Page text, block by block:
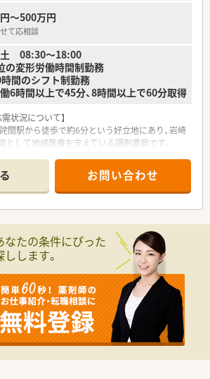
療に貢献するという理念を掲げ、各店舗へ健康機
ど未病に注力します。
60％を誇ります。
内容】
応した正確な調剤業務をはじめ、調剤された医薬
薬の適切な服用方法や注意事項を説明する、丁
担当します。
者様を対象とした在宅医療業務など、地域に根
にも携わります。
～500万円
て応相談
土 08:30～18:00
の変形労働時間制勤務
間のシフト制勤務
6時間以上で45分、8時間以上で60分取得
状況について】
間駅から徒歩で約6分という好立地にあり、岩崎
として地域医療を支えている調剤薬局です。
としての臨床経験を幅広く積むことが可能です。
方箋枚数は50枚から60枚程度で、常時2名から
により、相互に協力しながら業務を進めていま
正確な調剤や監査、患者様の不安を解消する服
継続的な健康管理をサポートするかかりつけ業務
訪問薬剤管理指導といった在宅業務にも積極
域包括ケアシステムの一翼を担う重要な役割を果
アとして、店舗運営を支える薬局長職や、複数
るエリアマネージャーへのステップアップも目
お問い合わせ
なたの条件にぴった
します。